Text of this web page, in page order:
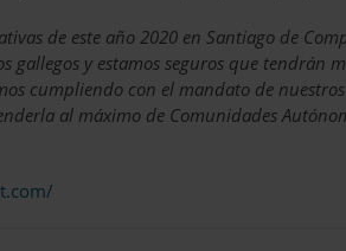
de este año 2020 en Santiago de
gallegos y estamos seguros que tendrán
cumpliendo con el mandato de
al máximo de Comunidades